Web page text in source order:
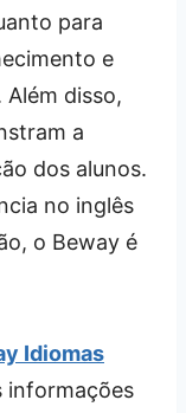
para
e
Além disso,
a
dos alunos.
no inglês
o Beway é
Idiomas
informações